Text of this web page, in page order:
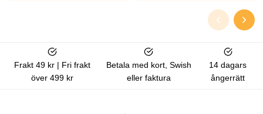
Frakt 49 kr | Fri frakt
över 499 kr
Betala med kort, Swish
eller faktura
14 dagars
ångerrätt